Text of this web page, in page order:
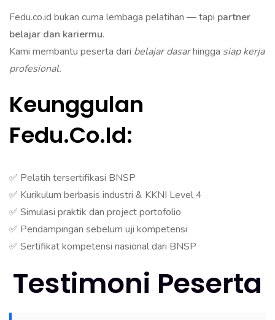
Fedu.co.id bukan cuma lembaga pelatihan — tapi partner
belajar dan kariermu.
Kami membantu peserta dari belajar dasarhingga siap kerja
profesional.
Keunggulan
Fedu.co.id:
✅ Pelatih tersertifikasi BNSP
✅ Kurikulum berbasis industri & KKNI Level 4
✅ Simulasi praktik dan project portofolio
✅ Pendampingan sebelum uji kompetensi
✅ Sertifikat kompetensi nasional dari BNSP
Testimoni Peserta